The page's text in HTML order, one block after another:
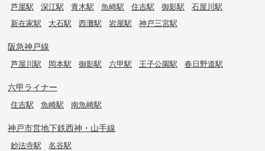
芦屋駅 深江駅 青木駅 魚崎駅 住吉駅 御影駅
石屋川駅
新在家駅
大石駅 西灘駅 岩屋駅 神戸三宮駅
阪急神戸線
芦屋川駅 岡本駅 御影駅 六甲駅 王子公園駅 春日野道駅
六甲ライナー
住吉駅 魚崎駅 南魚崎駅
神戸市営地下鉄西神・山手線
妙法寺駅 名谷駅